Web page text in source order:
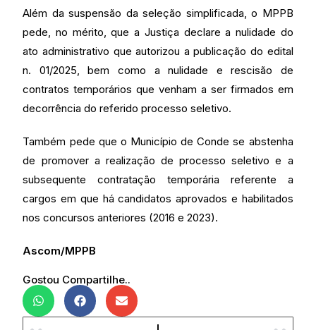
Além da suspensão da seleção simplificada, o MPPB
pede, no mérito, que a Justiça declare a nulidade do
ato administrativo que autorizou a publicação do edital
n. 01/2025, bem como a nulidade e rescisão de
contratos temporários que venham a ser firmados em
decorrência do referido processo seletivo.
Também pede que o Município de Conde se abstenha
de promover a realização de processo seletivo e a
subsequente contratação temporária referente a
cargos em que há candidatos aprovados e habilitados
nos concursos anteriores (2016 e 2023).
Ascom/MPPB
Gostou Compartilhe..